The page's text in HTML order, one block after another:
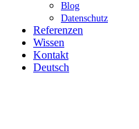
Blog
Datenschutz
Referenzen
Wissen
Kontakt
Deutsch